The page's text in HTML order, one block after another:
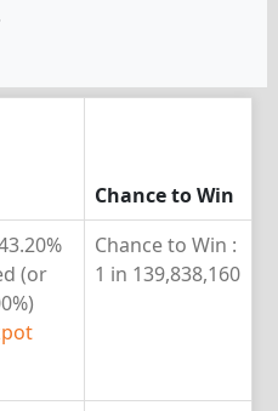
Chance to Win
(or
Chance to Win :
1 in 139,838,160